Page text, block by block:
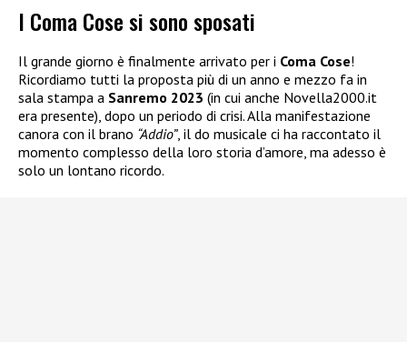
I Coma Cose si sono sposati
Il grande giorno è finalmente arrivato per i Coma Cose!
Ricordiamo tutti la proposta più di un anno e mezzo fa in
sala stampa a Sanremo 2023 (in cui anche Novella2000.it
era presente), dopo un periodo di crisi. Alla manifestazione
canora con il brano “Addio”, il do musicale ci ha raccontato il
momento complesso della loro storia d’amore, ma adesso è
solo un lontano ricordo.